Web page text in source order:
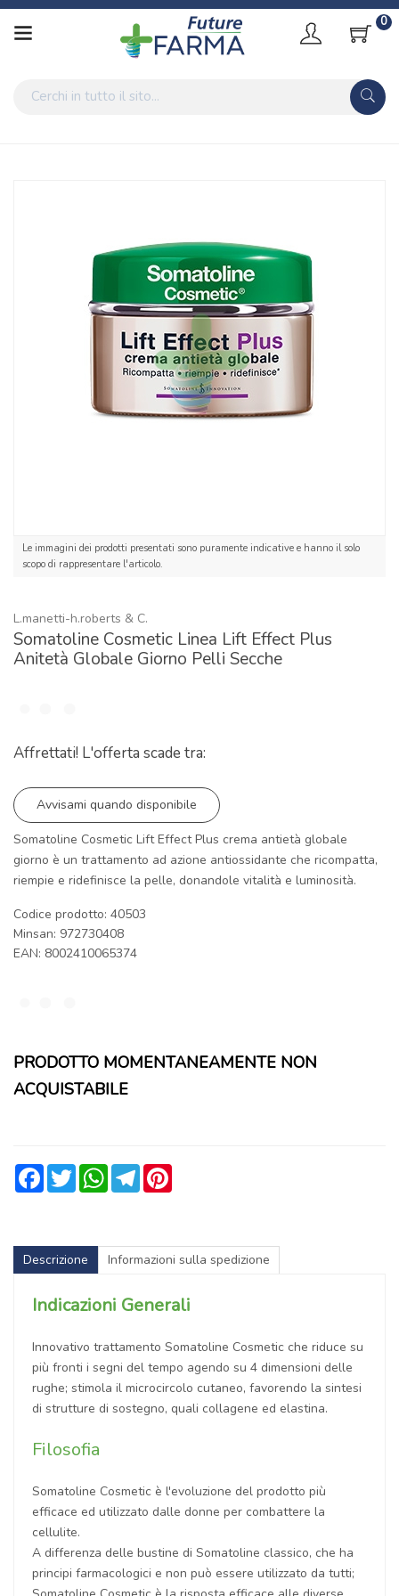
0
Somatoline Cosmetic Linea Lift Effect Plus Anitetà Globale
Giorno Pelli Secche
Cosmesi/Top Brand Cosmetici/Somatoline Skin Expert
Somatoline Cosmetic Linea Lift Effect Plus Anitetà Globale
Giorno Pelli Secche
Le immagini dei prodotti presentati sono puramente indicative e hanno il solo
scopo di rappresentare l'articolo.
L.manetti-h.roberts & C.
Somatoline Cosmetic Linea Lift Effect Plus
Anitetà Globale Giorno Pelli Secche
Affrettati! L'offerta scade tra:
Avvisami quando disponibile
Somatoline Cosmetic Lift Effect Plus crema antietà globale
giorno è un trattamento ad azione antiossidante che ricompatta,
riempie e ridefinisce la pelle, donandole vitalità e luminosità.
Codice prodotto: 40503
Minsan: 972730408
EAN: 8002410065374
PRODOTTO MOMENTANEAMENTE NON
ACQUISTABILE
FacebookTwitter WhatsApp
Telegram
Descrizione Informazioni sulla spedizione
Indicazioni Generali
Innovativo trattamento Somatoline Cosmetic che riduce su
più fronti i segni del tempo agendo su 4 dimensioni delle
rughe; stimola il microcircolo cutaneo, favorendo la sintesi
di strutture di sostegno, quali collagene ed elastina.
Filosofia
Somatoline Cosmetic è l'evoluzione del prodotto più
efficace ed utilizzato dalle donne per combattere la
cellulite.
A differenza delle bustine di Somatoline classico, che ha
principi farmacologici e non può essere utilizzato da tutti;